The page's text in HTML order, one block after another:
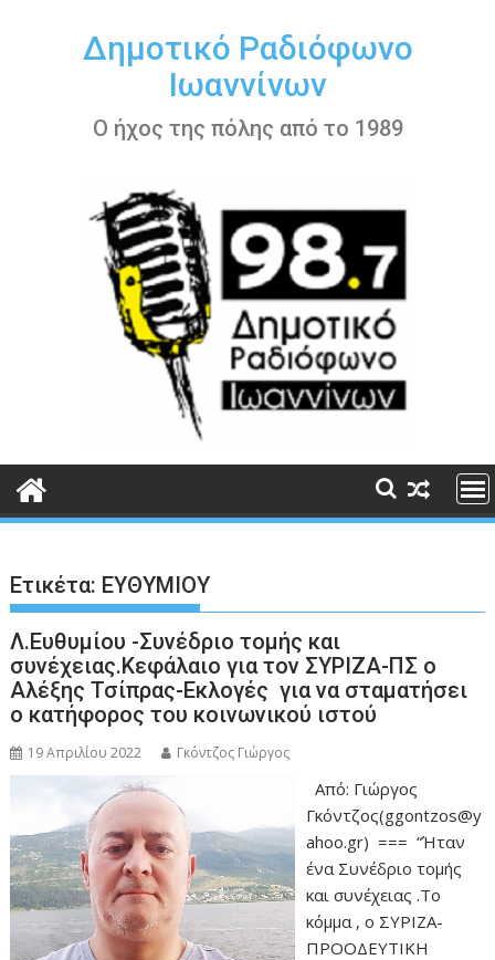
περιεχόμενοΔημοτικό Ραδιόφωνο
Ιωαννίνων
Ο ήχος της πόλης από το 1989
Ετικέτα: ΕΥΘΥΜΙΟΥ
Λ.Ευθυμίου -Συνέδριο τομής και
συνέχειας.Κεφάλαιο για τον ΣΥΡΙΖΑ-ΠΣ ο
Αλέξης Τσίπρας-Εκλογές για να σταματήσει
ο κατήφορος του κοινωνικού ιστού
19 Απριλίου 2022 Γκόντζος Γιώργος
Από: Γιώργος
Γκόντζος(ggontzos@y
ahoo.gr) === “Ήταν
ένα Συνέδριο τομής
και συνέχειας .Το
κόμμα , ο ΣΥΡΙΖΑ-
ΠΡΟΟΔΕΥΤΙΚΗ